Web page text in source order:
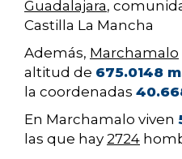
Guadalajara,
Castilla La Mancha
Además, Marchamalo
altitud de 675.0148
la coordenadas
En Marchamalo viven
las que hay 2724